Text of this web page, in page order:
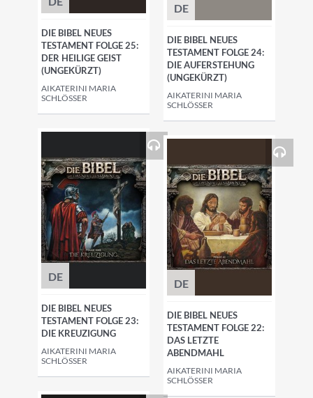
DIE BIBEL NEUES
TESTAMENT FOLGE 25:
DER HEILIGE GEIST
(UNGEKÜRZT)
AIKATERINI MARIA
SCHLÖSSER
DE
DIE BIBEL NEUES
TESTAMENT FOLGE 24:
DIE AUFERSTEHUNG
(UNGEKÜRZT)
AIKATERINI MARIA
SCHLÖSSER
DE
DIE BIBEL NEUES
TESTAMENT FOLGE 23:
DIE KREUZIGUNG
AIKATERINI MARIA
SCHLÖSSER
DE
DIE BIBEL NEUES
TESTAMENT FOLGE 22:
DAS LETZTE
ABENDMAHL
AIKATERINI MARIA
SCHLÖSSER